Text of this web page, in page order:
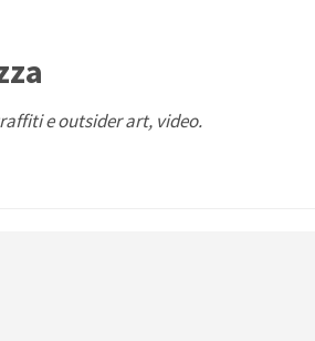
e outsider art, video.